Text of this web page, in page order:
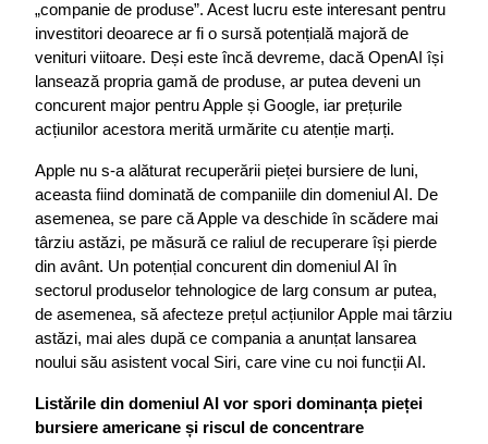
„companie de produse”. Acest lucru este interesant pentru
investitori deoarece ar fi o sursă potențială majoră de
venituri viitoare. Deși este încă devreme, dacă OpenAI își
lansează propria gamă de produse, ar putea deveni un
concurent major pentru Apple și Google, iar prețurile
acțiunilor acestora merită urmărite cu atenție marți.
Apple nu s-a alăturat recuperării pieței bursiere de luni,
aceasta fiind dominată de companiile din domeniul AI. De
asemenea, se pare că Apple va deschide în scădere mai
târziu astăzi, pe măsură ce raliul de recuperare își pierde
din avânt. Un potențial concurent din domeniul AI în
sectorul produselor tehnologice de larg consum ar putea,
de asemenea, să afecteze prețul acțiunilor Apple mai târziu
astăzi, mai ales după ce compania a anunțat lansarea
noului său asistent vocal Siri, care vine cu noi funcții AI.
Listările din domeniul AI vor spori dominanța pieței
bursiere americane și riscul de concentrare